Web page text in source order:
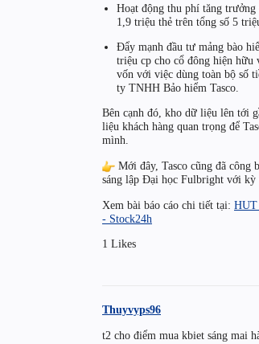
Hoạt động thu phí tăng
1,9 triệu thẻ trên tổng số 5
Đẩy mạnh đầu tư mảng bào
triệu cp cho cổ đông hiện hữu
vốn với việc dùng toàn bộ số
ty TNHH Bảo hiểm Tasco.
Bên cạnh đó, kho dữ liệu lên tới
liệu khách hàng quan trọng để
mình.
Mới đây, Tasco cũng đã
sáng lập Đại học Fulbright với kỳ
Xem bài báo cáo chi tiết tại:
- Stock24h
1 Likes
Thuyvyps96
t2 cho điểm mua kbiet sáng mai